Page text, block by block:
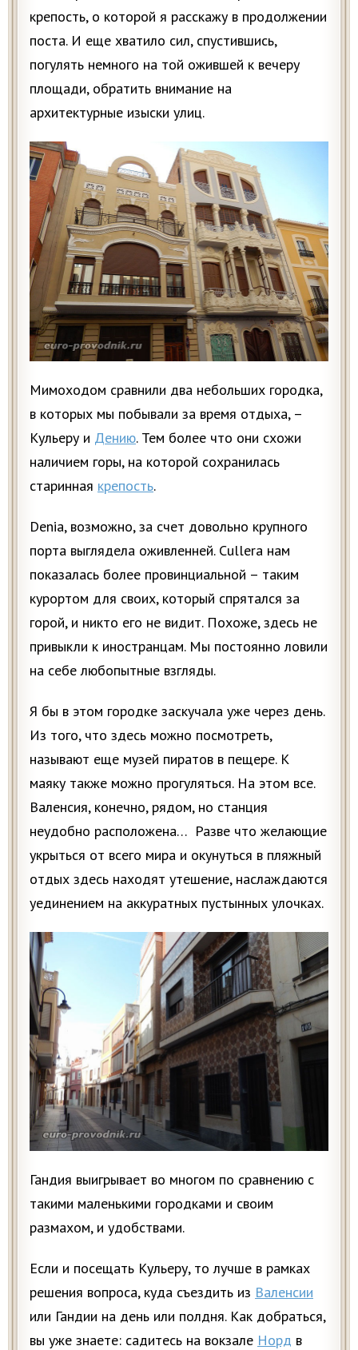
крепость, о которой я расскажу в продолжении
поста. И еще хватило сил, спустившись,
погулять немного на той ожившей к вечеру
площади, обратить внимание на
архитектурные изыски улиц.
Мимоходом сравнили два небольших городка,
в которых мы побывали за время отдыха, –
Кульеру и Дению. Тем более что они схожи
наличием горы, на которой сохранилась
старинная крепость.
Denia, возможно, за счет довольно крупного
порта выглядела оживленней. Cullera нам
показалась более провинциальной – таким
курортом для своих, который спрятался за
горой, и никто его не видит. Похоже, здесь не
привыкли к иностранцам. Мы постоянно ловили
на себе любопытные взгляды.
Я бы в этом городке заскучала уже через день.
Из того, что здесь можно посмотреть,
называют еще музей пиратов в пещере. К
маяку также можно прогуляться. На этом все.
Валенсия, конечно, рядом, но станция
неудобно расположена… Разве что желающие
укрыться от всего мира и окунуться в пляжный
отдых здесь находят утешение, наслаждаются
уединением на аккуратных пустынных улочках.
Гандия выигрывает во многом по сравнению с
такими маленькими городками и своим
размахом, и удобствами.
Если и посещать Кульеру, то лучше в рамках
решения вопроса, куда съездить из Валенсии
или Гандии на день или полдня. Как добраться,
вы уже знаете: садитесь на вокзале Норд в